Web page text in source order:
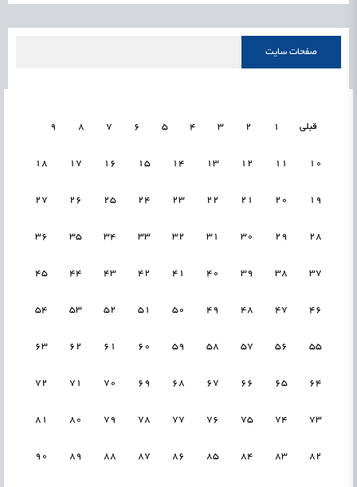
صفحات سایت
قبلی 1
2
3
4
5
6
7
8
9
10
11
12
13
14
15
16
17
18
19
20
21
22
23
24
25
26
27
28
29
30
31
32
33
34
35
36
37
38
39
40
41
42
43
44
45
46
47
48
49
50
51
52
53
54
55
56
57
58
59
60
61
62
63
64
65
66
67
68
69
70
71
72
73
74
75
76
77
78
79
80
81
82
83
84
85
86
87
88
89
90